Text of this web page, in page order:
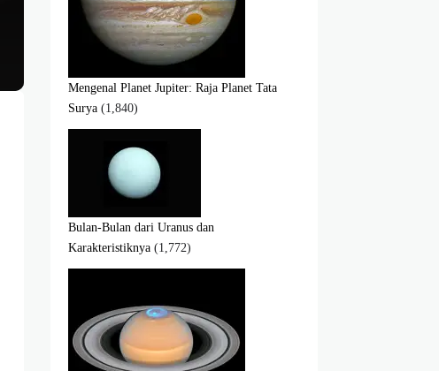
Mengenal Planet Jupiter: Raja Planet Tata
Surya (1,840)
Bulan-Bulan dari Uranus dan
Karakteristiknya (1,772)